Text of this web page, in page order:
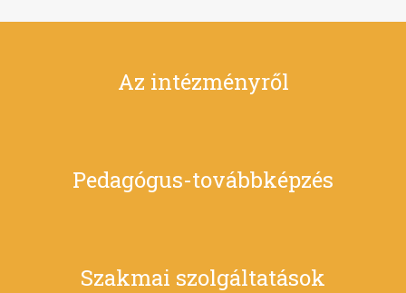
Az intézményről
Pedagógus-továbbképzés
Szakmai szolgáltatások